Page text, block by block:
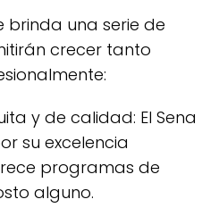
brinda una serie de
crecer tanto
y de calidad: El Sena
su excelencia
programas de
alguno.